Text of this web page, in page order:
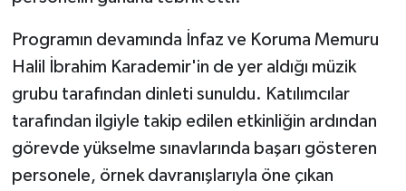
Programın devamında İnfaz ve Koruma Memuru
Halil İbrahim Karademir'in de yer aldığı müzik
grubu tarafından dinleti sunuldu. Katılımcılar
tarafından ilgiyle takip edilen etkinliğin ardından
görevde yükselme sınavlarında başarı gösteren
personele, örnek davranışlarıyla öne çıkan